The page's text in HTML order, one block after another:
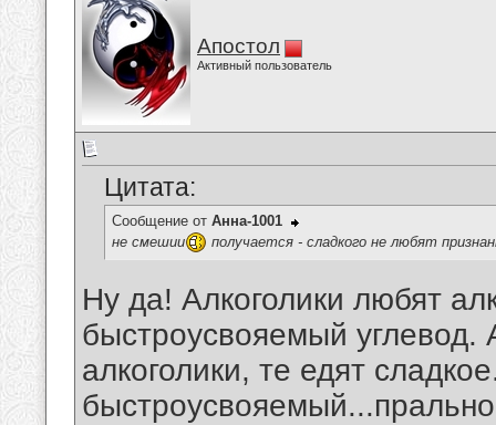
Апостол
Активный пользователь
Цитата:
Сообщение от Анна-1001
не смешии
получается - сладкого не любят
Ну да! Алкоголики любят
быстроусвояемый углевод.
алкоголики, те едят